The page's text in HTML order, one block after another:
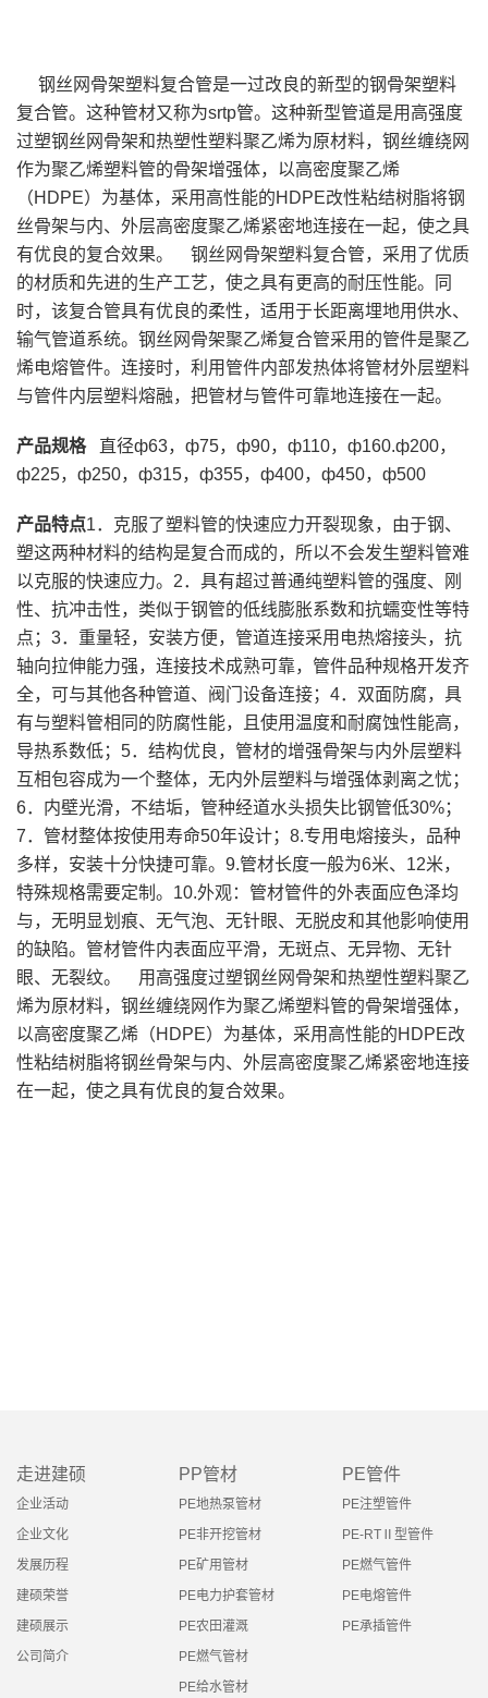
钢丝网骨架塑料复合管是一过改良的新型的钢骨架塑料
复合管。这种管材又称为srtp管。这种新型管道是用高强度
过塑钢丝网骨架和热塑性塑料聚乙烯为原材料，钢丝缠绕网
作为聚乙烯塑料管的骨架增强体，以高密度聚乙烯
（HDPE）为基体，采用高性能的HDPE改性粘结树脂将钢
丝骨架与内、外层高密度聚乙烯紧密地连接在一起，使之具
有优良的复合效果。
钢丝网骨架塑料复合管，采用了优质
的材质和先进的生产工艺，使之具有更高的耐压性能。同
时，该复合管具有优良的柔性，适用于长距离埋地用供水、
输气管道系统。钢丝网骨架聚乙烯复合管采用的管件是聚乙
烯电熔管件。连接时，利用管件内部发热体将管材外层塑料
与管件内层塑料熔融，把管材与管件可靠地连接在一起。
产品规格直径ф63，ф75，ф90，ф110，ф160.ф200，
ф225，ф250，ф315，ф355，ф400，ф450，ф500
产品特点1．克服了塑料管的快速应力开裂现象，由于钢、
塑这两种材料的结构是复合而成的，所以不会发生塑料管难
以克服的快速应力。 2．具有超过普通纯塑料管的强度、刚
性、抗冲击性，类似于钢管的低线膨胀系数和抗蠕变性等特
点； 3．重量轻，安装方便，管道连接采用电热熔接头，抗
轴向拉伸能力强，连接技术成熟可靠，管件品种规格开发齐
全，可与其他各种管道、阀门设备连接； 4．双面防腐，具
有与塑料管相同的防腐性能，且使用温度和耐腐蚀性能高，
导热系数低； 5．结构优良，管材的增强骨架与内外层塑料
互相包容成为一个整体，无内外层塑料与增强体剥离之忧；
6．内壁光滑，不结垢，管种经道水头损失比钢管低30%；
7．管材整体按使用寿命50年设计； 8.专用电熔接头，品种
多样，安装十分快捷可靠。 9.管材长度一般为6米、12米，
特殊规格需要定制。 10.外观：管材管件的外表面应色泽均
与，无明显划痕、无气泡、无针眼、无脱皮和其他影响使用
的缺陷。管材管件内表面应平滑，无斑点、无异物、无针
眼、无裂纹。
用高强度过塑钢丝网骨架和热塑性塑料聚乙
烯为原材料，钢丝缠绕网作为聚乙烯塑料管的骨架增强体，
以高密度聚乙烯（HDPE）为基体，采用高性能的HDPE改
性粘结树脂将钢丝骨架与内、外层高密度聚乙烯紧密地连接
在一起，使之具有优良的复合效果。
走进建硕
企业活动
企业文化
发展历程
建硕荣誉
建硕展示
公司简介
PP管材
PE地热泵管材
PE非开挖管材
PE矿用管材
PE电力护套管材
PE农田灌溉
PE燃气管材
PE给水管材
PE管件
PE注塑管件
PE-RTⅡ型管件
PE燃气管件
PE电熔管件
PE承插管件